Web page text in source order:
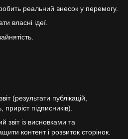
реальний внесок у перемогу.
власні ідеї.
(результати публікацій,
підписників).
звіт із висновками та
контент і розвиток сторінок.